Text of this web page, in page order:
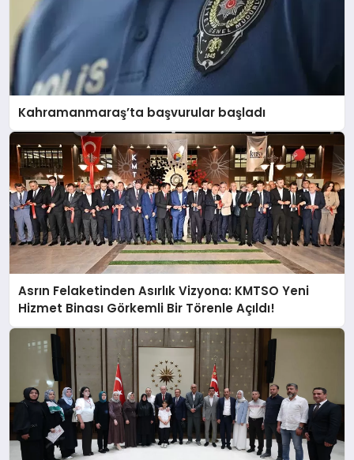
Kahramanmaraş’ta başvurular başladı
Asrın Felaketinden Asırlık Vizyona: KMTSO Yeni
Hizmet Binası Görkemli Bir Törenle Açıldı!